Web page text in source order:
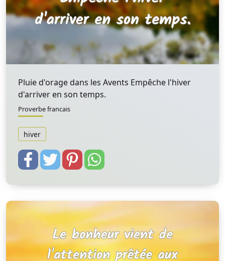
Pluie d'orage dans les Avents Empêche l'hiver
d'arriver en son temps.
Proverbe francais
hiver